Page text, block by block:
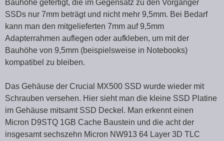
Bauhöhe gefertigt, die im Gegensatz zu den Vorgänger
SSDs nur 7mm beträgt und nicht mehr 9,5mm. Bei Bedarf
kann man den mitgelieferten 7mm auf 9,5mm
Adapterrahmen auflegen oder aufkleben, um mit der
Bauhöhe von 9,5mm (beispielsweise in Notebooks)
kompatibel zu bleiben.
Das Gehäuse der Crucial MX500 SSD wurde wieder mit
Schrauben versehen. Hier sieht man die kleine SSD Platine
im Gehäuse mitsamt SSD Deckel. Man erkennt einen
Micron D9STQ 1GB Cache Baustein und die acht der
insgesamt sechszehn Micron NW913 64 Layer 3D TLC